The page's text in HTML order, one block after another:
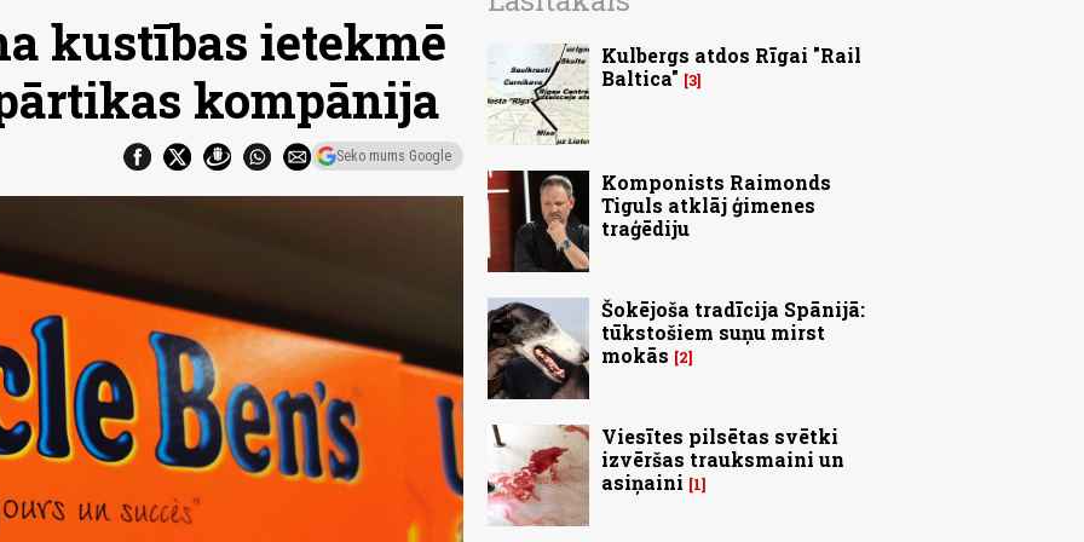
kustības ietekmē
kompānija
Seko mums Google
Kulbergs atdos Rīgai "Rail
Baltica" 3
Komponists Raimonds
Tiguls atklāj ģimenes
traģēdiju
Šokējoša tradīcija Spānijā:
tūkstošiem suņu mirst
mokās
2
Viesītes pilsētas svētki
izvēršas trauksmaini un
asiņaini
1